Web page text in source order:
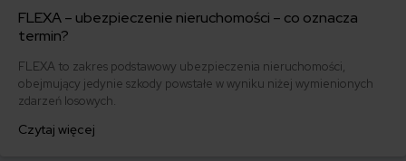
FLEXA – ubezpieczenie nieruchomości – co oznacza
termin?
FLEXA to zakres podstawowy ubezpieczenia nieruchomości,
obejmujący jedynie szkody powstałe w wyniku niżej wymienionych
zdarzeń losowych.
Czytaj więcej